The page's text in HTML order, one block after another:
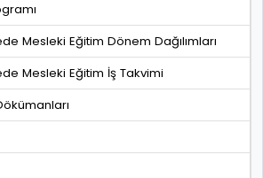
Mesleki Eğitim Dönem Dağılımları
Mesleki Eğitim İş Takvimi